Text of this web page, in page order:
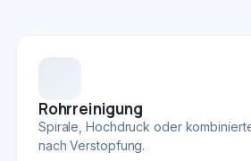
Rohrreinigung
Spirale, Hochdruck oder
nach Verstopfung.